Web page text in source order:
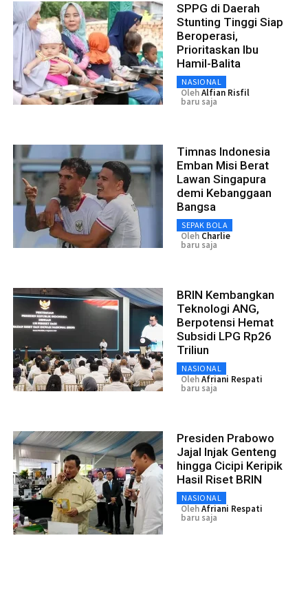
SPPG di Daerah
Stunting Tinggi Siap
Beroperasi,
Prioritaskan Ibu
Hamil-Balita
NASIONAL
OlehAlfian Risfil
baru saja
Timnas Indonesia
Emban Misi Berat
Lawan Singapura
demi Kebanggaan
Bangsa
SEPAK BOLA
Oleh Charlie
baru saja
BRIN Kembangkan
Teknologi ANG,
Berpotensi Hemat
Subsidi LPG Rp26
Triliun
NASIONAL
OlehAfriani Respati
baru saja
Presiden Prabowo
Jajal Injak Genteng
hingga Cicipi Keripik
Hasil Riset BRIN
NASIONAL
OlehAfriani Respati
baru saja